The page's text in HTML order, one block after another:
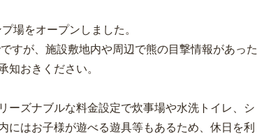
場をオープンしました。
すが、施設敷地内や周辺で熊の目撃情報があった
知おきください。
ズナブルな料金設定で炊事場や水洗トイレ、シ
にはお子様が遊べる遊具等もあるため、休日を利